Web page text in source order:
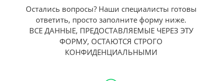
Остались вопросы? Наши специалисты готовы
ответить, просто заполните форму ниже.
ВСЕ ДАННЫЕ, ПРЕДОСТАВЛЯЕМЫЕ ЧЕРЕЗ ЭТУ
ФОРМУ, ОСТАЮТСЯ СТРОГО
КОНФИДЕНЦИАЛЬНЫМИ